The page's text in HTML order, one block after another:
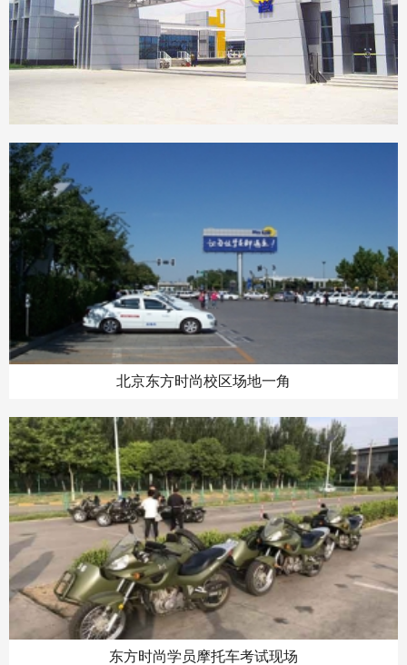
北京东方时尚校区场地一角
东方时尚学员摩托车考试现场